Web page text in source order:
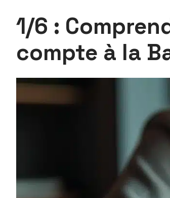
1/6 :
compte à la